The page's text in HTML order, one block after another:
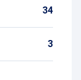
34
3